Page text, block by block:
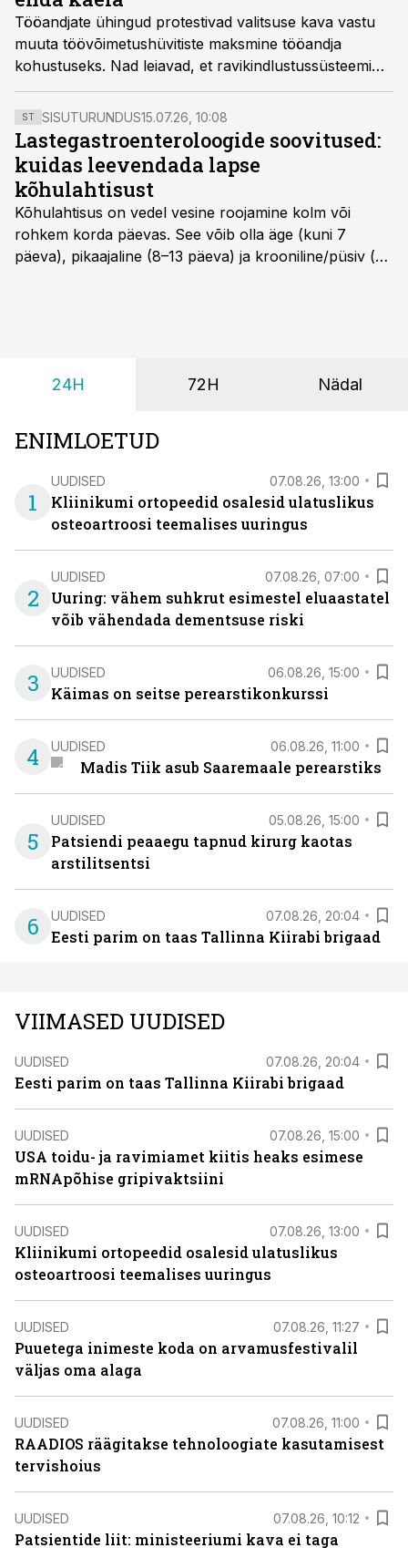
Tööandjate ühingud protestivad valitsuse kava vastu
muuta töövõimetushüvitiste maksmine tööandja
kohustuseks. Nad leiavad, et ravikindlustussüsteemi
rahastamine vajab korralikku analüüsi.
ST SISUTURUNDUS15.07.26, 10:08
Lastegastroenteroloogide soovitused:
kuidas leevendada lapse
kõhulahtisust
Kõhulahtisus on vedel vesine roojamine kolm või
rohkem korda päevas. See võib olla äge (kuni 7
päeva), pikaajaline (8–13 päeva) ja krooniline/püsiv (>
24H 72H Nädal
ENIMLOETUD
1
UUDISED 07.08.26, 13:00
Kliinikumi ortopeedid osalesid ulatuslikus
osteoartroosi teemalises uuringus
2
UUDISED 07.08.26, 07:00
Uuring: vähem suhkrut esimestel eluaastatel
võib vähendada dementsuse riski
3 UUDISED 06.08.26, 15:00
Käimas on seitse perearstikonkurssi
4 UUDISED 06.08.26, 11:00
Madis Tiik asub Saaremaale perearstiks
5
UUDISED 05.08.26, 15:00
Patsiendi peaaegu tapnud kirurg kaotas
arstilitsentsi
6 UUDISED 07.08.26, 20:04
Eesti parim on taas Tallinna Kiirabi brigaad
VIIMASED UUDISED
UUDISED 07.08.26, 20:04
Eesti parim on taas Tallinna Kiirabi brigaad
UUDISED 07.08.26, 15:00
USA toidu- ja ravimiamet kiitis heaks esimese
mRNApõhise gripivaktsiini
UUDISED 07.08.26, 13:00
Kliinikumi ortopeedid osalesid ulatuslikus
osteoartroosi teemalises uuringus
UUDISED 07.08.26, 11:27
Puuetega inimeste koda on arvamusfestivalil
väljas oma alaga
UUDISED 07.08.26, 11:00
RAADIOS räägitakse tehnoloogiate kasutamisest
tervishoius
UUDISED 07.08.26, 10:12
Patsientide liit: ministeeriumi kava ei taga